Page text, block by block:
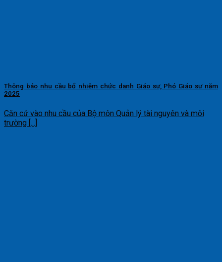
Thông báo nhu cầu bổ nhiệm chức danh Giáo sư, Phó Giáo sư năm
2025
Căn cứ vào nhu cầu của Bộ môn Quản lý tài nguyên và môi
trường [...]